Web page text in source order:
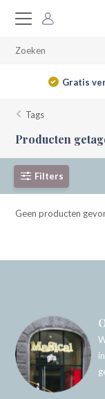
Gratis
Tags
Producten
Filters
Geen producten